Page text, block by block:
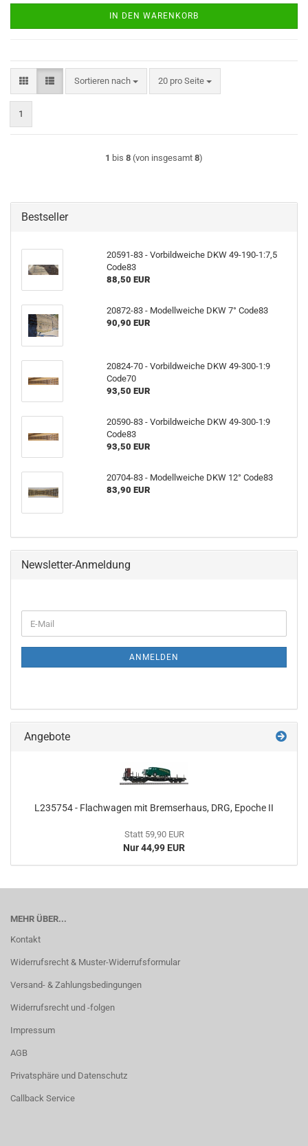
IN DEN WARENKORB
Sortieren nach
Sortieren nach 20 pro Seite
pro Seite
1
1 bis 8 (von insgesamt 8)
Bestseller
20591-83 - Vorbildweiche DKW 49-190-1:7,5
Code83
88,50 EUR
20872-83 - Modellweiche DKW 7° Code83
90,90 EUR
20824-70 - Vorbildweiche DKW 49-300-1:9
Code70
93,50 EUR
20590-83 - Vorbildweiche DKW 49-300-1:9
Code83
93,50 EUR
20704-83 - Modellweiche DKW 12° Code83
83,90 EUR
Newsletter-Anmeldung
ZUR
E-
Mail
ANMELDEN
Angebote
L235754 - Flachwagen mit Bremserhaus, DRG, Epoche II
Statt 59,90 EUR
Nur 44,99 EUR
MEHR ÜBER...
Kontakt
Widerrufsrecht & Muster-Widerrufsformular
Versand- & Zahlungsbedingungen
Widerrufsrecht und -folgen
Impressum
AGB
Privatsphäre und Datenschutz
Callback Service